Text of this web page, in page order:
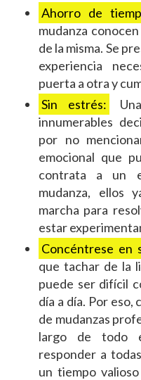
Ahorro de
mudanza
de la misma. Se
experiencia
puerta a otra y
Sin estrés:
innumerables
por no
emocional que
contrata a un
mudanza, ellos
marcha para
estar
Concéntrese en
que tachar de la
puede ser difícil
día a día. Por eso,
de mudanzas
largo de todo
responder a
un tiempo